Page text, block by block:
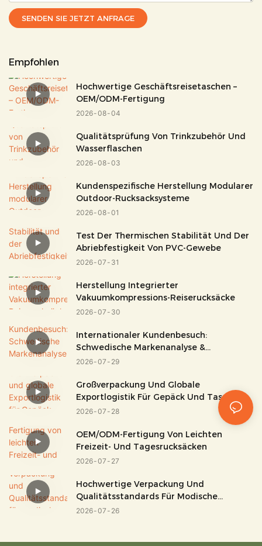
SENDEN SIE JETZT ANFRAGE
Empfohlen
Hochwertige Geschäftsreisetaschen –
OEM/ODM-Fertigung
2026 08 04
Qualitätsprüfung Von Trinkzubehör Und
Wasserflaschen
2026 08 03
Kundenspezifische Herstellung Modularer
Outdoor-Rucksacksysteme
2026 08 01
Test Der Thermischen Stabilität Und Der
Abriebfestigkeit Von PVC-Gewebe
2026 07 31
Herstellung Integrierter
Vakuumkompressions-Reiserucksäcke
2026 07 30
Internationaler Kundenbesuch:
Schwedische Markenanalyse &
Werksbesichtigung
2026 07 29
Großverpackung Und Globale
Exportlogistik Für Gepäck Und Taschen
2026 07 28
OEM/ODM-Fertigung Von Leichten
Freizeit- Und Tagesrucksäcken
2026 07 27
Hochwertige Verpackung Und
Qualitätsstandards Für Modische
Handtaschen
2026 07 26